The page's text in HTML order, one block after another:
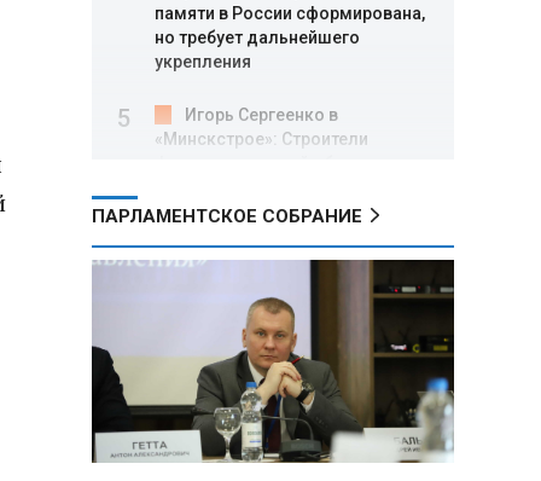
памяти в России сформирована,
но требует дальнейшего
укрепления
Игорь Сергеенко в
«Минскстрое»: Строители
в улучшении охраны труда
МИД РФ: Поездка
Зеленского в США не принесла
ожидаемых результатов
Белорусские школьники
собрали первые «космические»
томаты из семян, побывавших
на орбите
ПАРЛАМЕНТСКОЕ СОБРАНИЕ